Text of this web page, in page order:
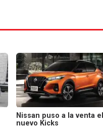
Nissan puso a la venta el
nuevo Kicks